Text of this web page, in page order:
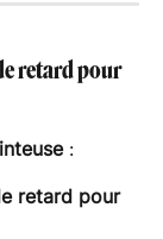
retard pour
:
retard pour